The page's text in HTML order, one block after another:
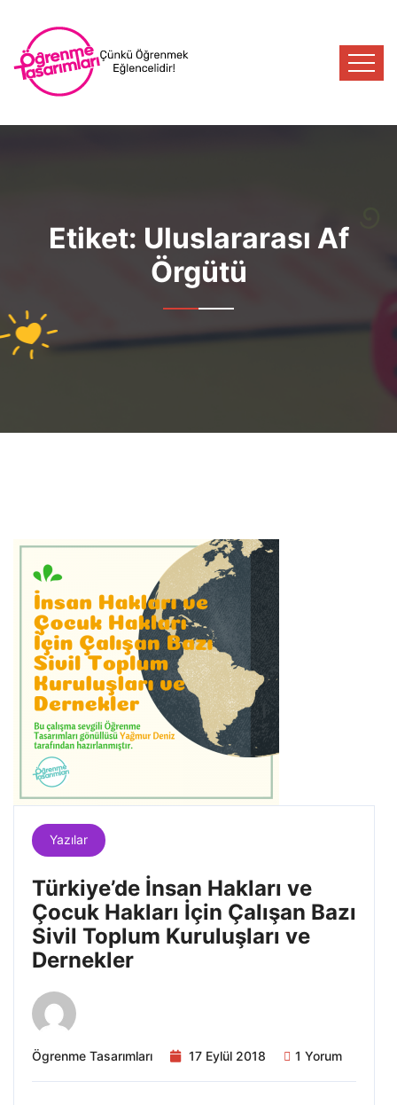
Etiket: Uluslararası Af
Örgütü
Yazılar
Türkiye’de İnsan Hakları ve
Çocuk Hakları İçin Çalışan Bazı
Sivil Toplum Kuruluşları ve
Dernekler
Ögrenme Tasarımları 17 Eylül 2018 1 Yorum